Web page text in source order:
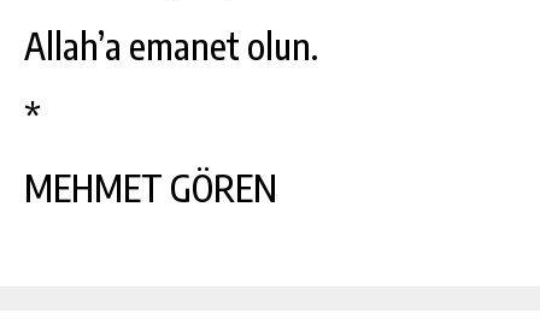
Allah’a emanet olun.
*
MEHMET GÖREN